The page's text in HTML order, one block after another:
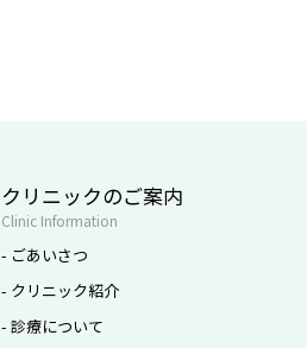
クリニックのご案内
Clinic Information
- ごあいさつ
- クリニック紹介
- 診療について